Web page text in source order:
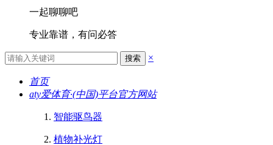
一起聊聊吧
专业靠谱，有问必答
搜索 ×
首页
aty爱体育·(中国)平台官方网站
智能驱鸟器
植物补光灯